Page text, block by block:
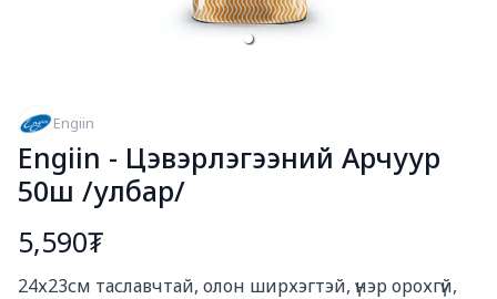
Engiin
Engiin - Цэвэрлэгээний Арчуур
50ш /улбар/
5,590₮
24х23см таславчтай, олон ширхэгтэй, үнэр орохгүй,